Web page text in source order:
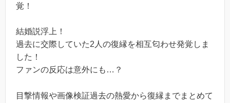
覚！
結婚説浮上！
過去に交際していた2人の復縁を相互匂わせ発覚しま
した！
ファンの反応は意外にも…？
目撃情報や画像検証過去の熱愛から復縁までまとめて